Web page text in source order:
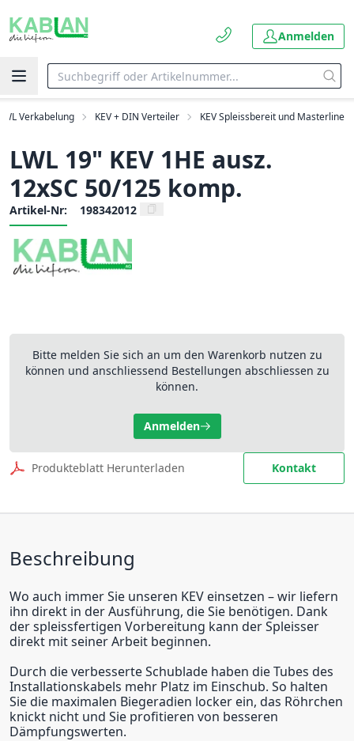
Anmelden
Verkabelung KEV + DIN Verteiler KEV Spleissbereit und Masterline
LWL 19" KEV 1HE ausz.
12xSC 50/125 komp.
Artikel-Nr: 198342012
Bitte melden Sie sich an um den Warenkorb nutzen zu
können und anschliessend Bestellungen abschliessen zu
können.
Anmelden
Produkteblatt Herunterladen Kontakt
Beschreibung
Wo auch immer Sie unseren KEV einsetzen – wir liefern
ihn direkt in der Ausführung, die Sie benötigen. Dank
der spleissfertigen Vorbereitung kann der Spleisser
direkt mit seiner Arbeit beginnen.
Durch die verbesserte Schublade haben die Tubes des
Installationskabels mehr Platz im Einschub. So halten
Sie die maximalen Biegeradien locker ein, das Röhrchen
knickt nicht und Sie profitieren von besseren
Dämpfungswerten.